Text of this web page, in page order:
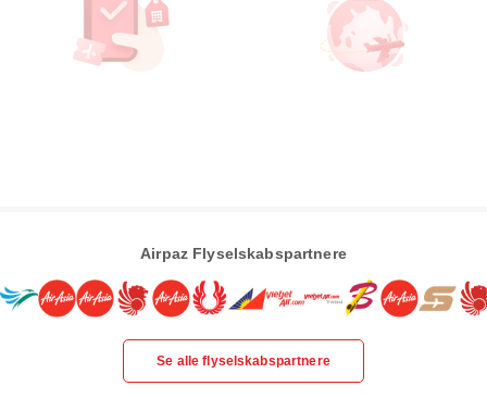
Airpaz Flyselskabspartnere
Se alle flyselskabspartnere